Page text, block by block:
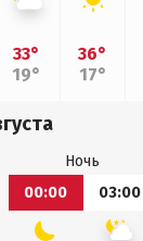
33°
19°
36°
17°
Ночь
00:00
03:00